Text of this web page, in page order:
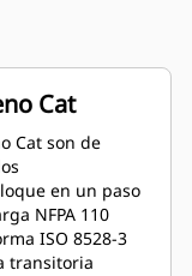
Cat
Cat son de
en un paso
NFPA 110
ISO 8528-3
transitoria